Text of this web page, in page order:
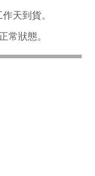
天到貨。
常狀態。